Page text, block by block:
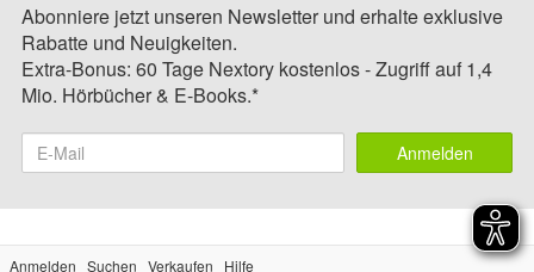
Abonniere jetzt unseren Newsletter und erhalte exklusive
Rabatte und Neuigkeiten.
Extra-Bonus: 60 Tage Nextory kostenlos - Zugriff auf 1,4
Mio. Hörbücher & E-Books.*
Anmelden
Anmelden Suchen Verkaufen Hilfe